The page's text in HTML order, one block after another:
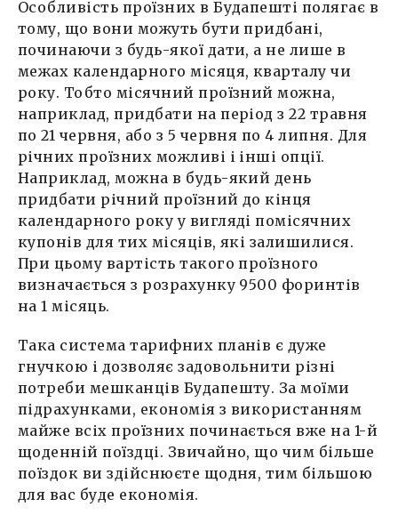
Особливість проїзних в Будапешті полягає в
тому, що вони можуть бути придбані,
починаючи з будь-якої дати, а не лише в
межах календарного місяця, кварталу чи
року. Тобто місячний проїзний можна,
наприклад, придбати на період з 22 травня
по 21 червня, або з 5 червня по 4 липня. Для
річних проїзних можливі і інші опції.
Наприклад, можна в будь-який день
придбати річний проїзний до кінця
календарного року у вигляді помісячних
купонів для тих місяців, які залишилися.
При цьому вартість такого проїзного
визначається з розрахунку 9500 форинтів
на 1 місяць.
Така система тарифних планів є дуже
гнучкою і дозволяє задовольнити різні
потреби мешканців Будапешту. За моїми
підрахунками, економія з використанням
майже всіх проїзних починається вже на 1-й
щоденній поїздці. Звичайно, що чим більше
поїздок ви здійснюєте щодня, тим більшою
для вас буде економія.